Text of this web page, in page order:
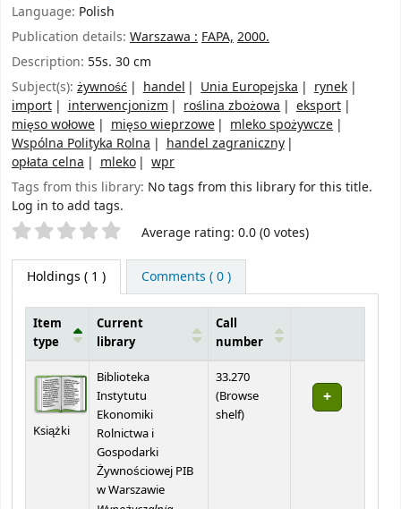
Language: Polish
Publication details: Warszawa : FAPA, 2000.
Description: 55s. 30 cm
Subject(s): żywność handel Unia Europejska
rynek
import
interwencjonizm roślina zbożowa
eksport
mięso wołowe
mięso wieprzowe
mleko spożywcze
Wspólna Polityka Rolna
handel zagraniczny
opłata celna
mleko
wpr
Tags from this library: No tags from this library for this title.
Log in to add tags.
Star ratings Average rating: 0.0 (0 votes)
Holdings ( 1 ) Comments ( 0 )
Item
type
Current
library
Call
number
Książki
Biblioteka
Instytutu
Ekonomiki
Rolnictwa i
Gospodarki
Żywnościowej PIB
w Warszawie
33.270
(Browse
shelf(Opens below)
)